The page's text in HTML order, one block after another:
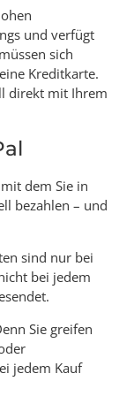
und verfügt
sich
Kreditkarte.
direkt mit Ihrem
dem Sie in
bezahlen – und
sind nur bei
bei jedem
Sie greifen
jedem Kauf